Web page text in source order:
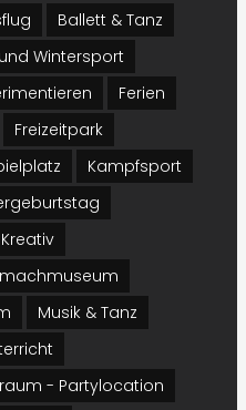
Ballett & Tanz
Wintersport
Ferien
Freizeitpark
Kampfsport
Kreativ
Musik & Tanz
- Partylocation